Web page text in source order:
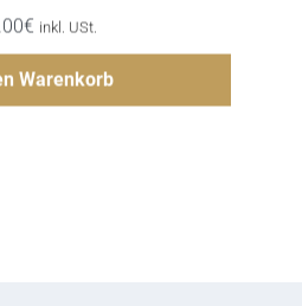
€ inkl. USt.
Warenkorb
Hinzufügen